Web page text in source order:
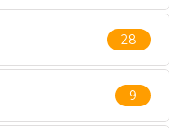
28
9